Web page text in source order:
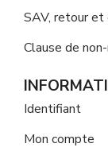
SAV, retour
Clause de
Identifiant
Mon compte